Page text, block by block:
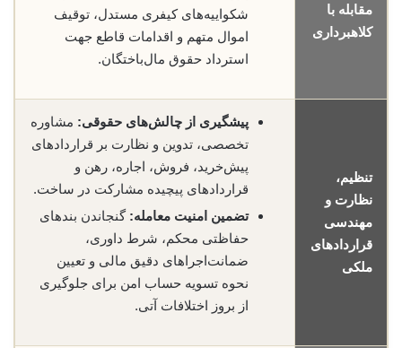
مقابله با
کلاهبرداری
شکواییه‌های کیفری مستدل، توقیف
اموال متهم و اقدامات قاطع جهت
استرداد حقوق مال‌باختگان.
تنظیم،
نظارت و
مهندسی
قراردادهای
ملکی
پیشگیری از چالش‌های حقوقی: مشاوره
تخصصی، تدوین و نظارت بر قراردادهای
پیش‌خرید، فروش، اجاره، رهن و
قراردادهای پیچیده مشارکت در ساخت.
تضمین امنیت معامله: گنجاندن بندهای
حفاظتی محکم، شرط داوری،
ضمانت‌اجراهای دقیق مالی و تعیین
نحوه تسویه حساب امن برای جلوگیری
از بروز اختلافات آتی.